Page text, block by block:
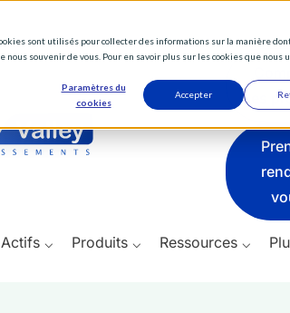
sont utilisés pour collecter des informations sur la manière
souvenir de vous. Pour en savoir plus sur les cookies que nous
Paramètres du
cookies
Accepter
Actifs
⌵
Ressources
les
Actifs ⌵ Produits ⌵ Ressources ⌵